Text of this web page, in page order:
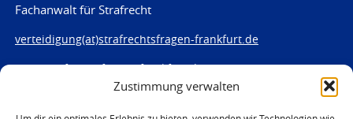
Zustimmung verwalten
Fachanwalt für Strafrecht
verteidigung(at)strafrechtsfragen-frankfurt.de
www.strafrechtsfragen-frankfurt.de